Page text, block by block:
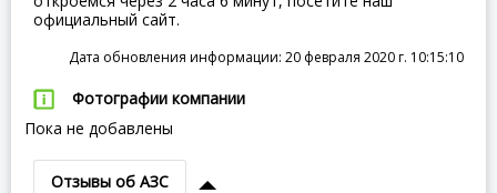
официальный сайт.
Дата обновления информации: 20 февраля 2020 г. 10:15:10
Фотографии компании
Пока не добавлены
Отзывы об АЗС